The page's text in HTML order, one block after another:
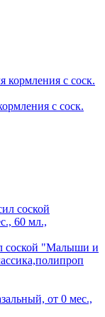
с соск.
соской "Малыши и